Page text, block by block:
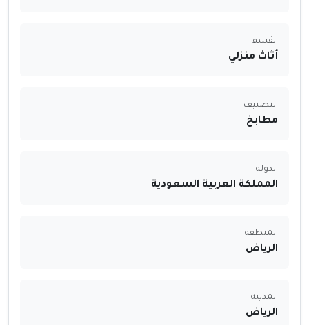
القسم
أثاث منزلي
التصنيف
مطابخ
الدولة
المملكة العربية السعودية
المنطقة
الرياض
المدينة
الرياض